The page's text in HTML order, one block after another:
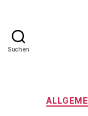
Suchen